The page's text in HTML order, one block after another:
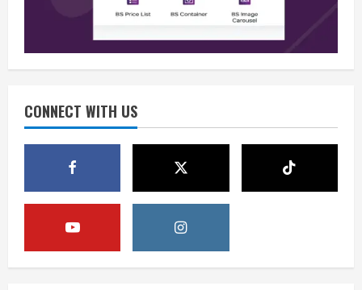
CONNECT WITH US
August 6, 2026
3
Perang Algoritma AI Makin Kompleks,
Digital
August 6, 2026
Pemerintah Perkuat Ekosistem Media
Digital Nasional Hadapi Perang
Algoritma AI
August 6, 2026
Opini